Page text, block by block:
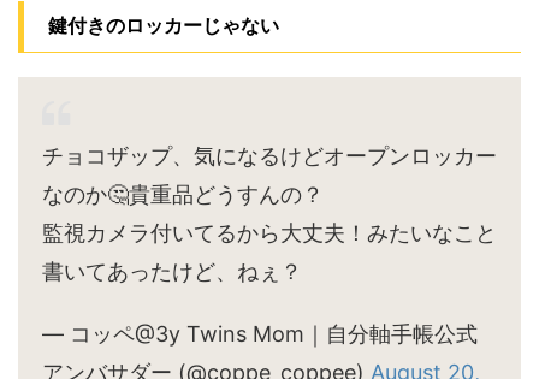
鍵付きのロッカーじゃない
チョコザップ、気になるけどオープンロッカー
なのか🤔貴重品どうすんの？
監視カメラ付いてるから大丈夫！みたいなこと
書いてあったけど、ねぇ？
— コッペ@3y Twins Mom｜自分軸手帳公式
アンバサダー (@coppe_coppee) August 20,